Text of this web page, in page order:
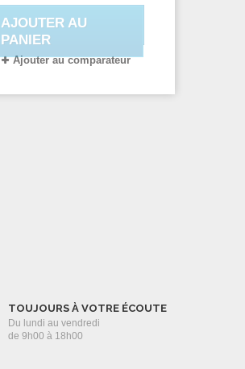
Livraison Gratuite.
AJOUTER AU
PANIER
Ajouter au comparateur
TOUJOURS À VOTRE ÉCOUTE
Du lundi au vendredi
de 9h00 à 18h00